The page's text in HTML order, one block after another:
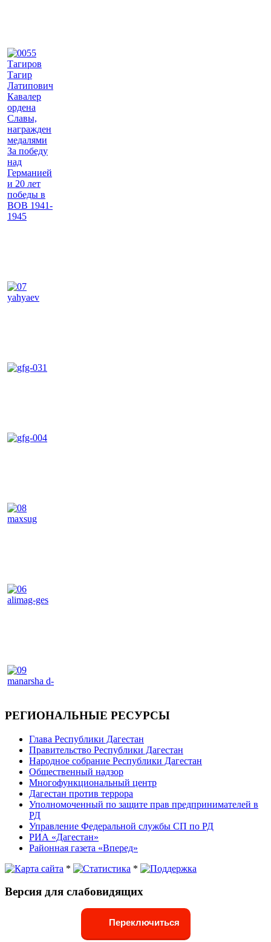
РЕГИОНАЛЬНЫЕ РЕСУРСЫ
Глава Республики Дагестан
Правительство Республики Дагестан
Народное собрание Республики Дагестан
Общественный надзор
Многофункциональный центр
Дагестан против террора
Уполномоченный по защите прав предпринимателей в
РД
Управление Федеральной службы СП по РД
РИА «Дагестан»
Районная газета «Вперед»
*
*
Версия для слабовидящих
Переключиться